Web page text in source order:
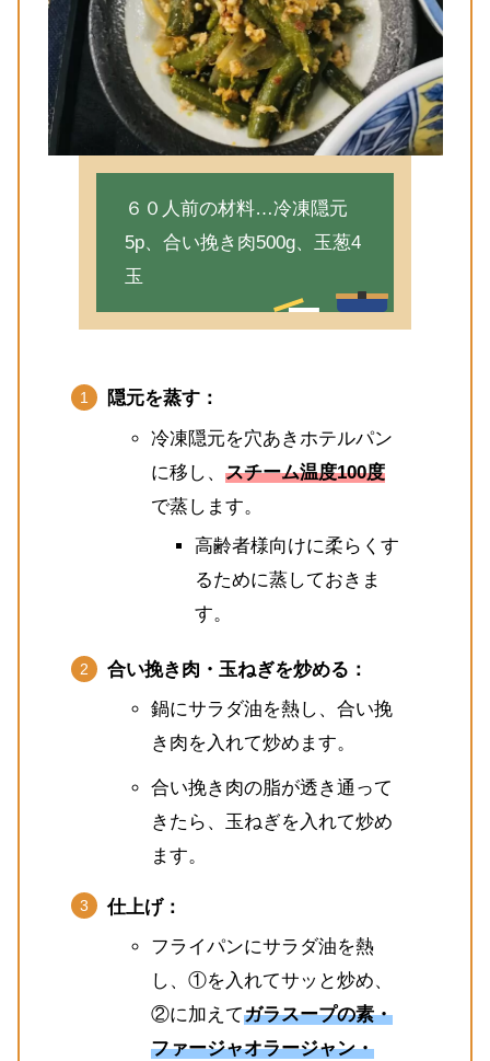
６０人前の材料…冷凍隠元
5p、合い挽き肉500g、玉葱4
玉
隠元を蒸す：
冷凍隠元を穴あきホテルパン
に移し、 スチーム温度100度
で蒸します。
高齢者様向けに柔らくす
るために蒸しておきま
す。
合い挽き肉・玉ねぎを炒める：
鍋にサラダ油を熱し、合い挽
き肉を入れて炒めます。
合い挽き肉の脂が透き通って
きたら、玉ねぎを入れて炒め
ます。
仕上げ：
フライパンにサラダ油を熱
し、①を入れてサッと炒め、
②に加えてガラスープの素・
ファージャオラージャン・